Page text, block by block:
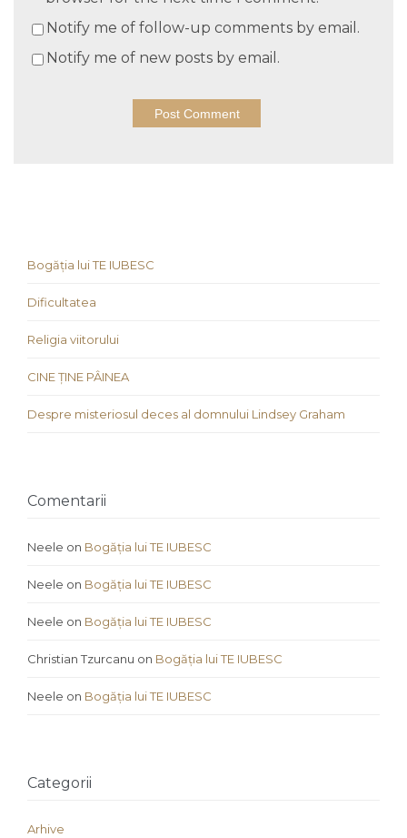
Notify me of follow-up comments by email.
Notify me of new posts by email.
Bogăția lui TE IUBESC
Dificultatea
Religia viitorului
CINE ȚINE PÂINEA
Despre misteriosul deces al domnului Lindsey Graham
Comentarii
Neele on Bogăția lui TE IUBESC
Neele on Bogăția lui TE IUBESC
Neele on Bogăția lui TE IUBESC
Christian Tzurcanu on Bogăția lui TE IUBESC
Neele on Bogăția lui TE IUBESC
Categorii
Arhive